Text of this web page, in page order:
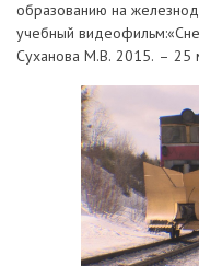
образованию на
учебный
Суханова М.В. 2015. – 25